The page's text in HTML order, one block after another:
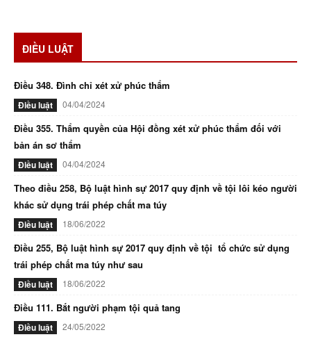
ĐIỀU LUẬT
Điều 348. Đình chỉ xét xử phúc thẩm
Điều luật 04/04/2024
Điều 355. Thẩm quyền của Hội đồng xét xử phúc thẩm đối với
bản án sơ thẩm
Điều luật 04/04/2024
Theo điều 258, Bộ luật hình sự 2017 quy định về tội lôi kéo người
khác sử dụng trái phép chất ma túy
Điều luật 18/06/2022
Điều 255, Bộ luật hình sự 2017 quy định về tội tổ chức sử dụng
trái phép chất ma túy như sau
Điều luật 18/06/2022
Điều 111. Bắt người phạm tội quả tang
Điều luật 24/05/2022